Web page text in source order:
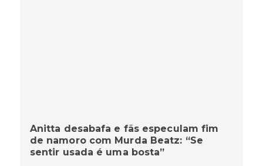
Anitta desabafa e fãs especulam fim
de namoro com Murda Beatz: “Se
sentir usada é uma bosta”